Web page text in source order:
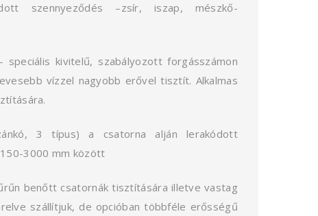
szennyeződés –zsír, iszap, mészkő-
kivitelű, szabályozott forgásszámon
vízzel nagyobb erővel tisztít. Alkalmas
3 típus) a csatorna alján lerakódott
3000 mm között
benőtt csatornák tisztítására illetve vastag
szállítjuk, de opcióban többféle erősségű